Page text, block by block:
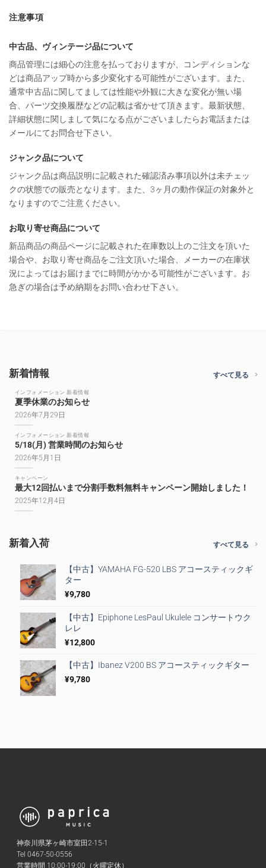
注意事項
中古品、ヴィンテージ品について
商品管理には細心の注意を払っておりますが、コンディションな
どは商品アップ時から多少変化する可能性がございます。また、
通常中古品に関してましては性能や外観に大きな変化が無い場
合、パーツ交換履歴などの記載は省かせて頂きます。最新状態、
詳細状態に関しまして気になる点がございましたらお電話または
メールにてお問合せ下さい。
ジャンク品について
ジャンク品は商品説明に記載された確認済み事項以外は未チェッ
クの状態での販売となります。また、3ヶ月の動作保証の対象外と
なりますのでご注意ください。
お取り寄せ商品について
新品商品の商品ページに記載された在庫数以上のご注文を頂いた
場合や、お取り寄せ商品をご注文頂いた場合、メーカーの在庫状
況によってはお届けまでに時間がかかる可能性がございます。お
急ぎの場合は予め納期をお問い合わせ下さい。
新着情報 すべて見る
インフォメーション 新着情報
夏季休業のお知らせ
2026年7月29日
インフォメーション 新着情報
5/18(月) 営業時間のお知らせ
2026年5月1日
キャンペーン
最大12回払いまで分割手数料無料キャンペーン開始しました！
2025年12月4日
新着入荷 すべて見る
【中古】YAMAHA FG-520 LBS アコースティックギ
ター
¥9,780
【中古】Epiphone LesPaul Ukulele コンサートウク
レレ
¥12,800
【中古】Ibanez V200 BS アコースティックギター
¥9,780
神奈川県茅ヶ崎市室田2-15-1
Tel 0467-50-0556
営業時間 10:00-19:00（火曜定休）